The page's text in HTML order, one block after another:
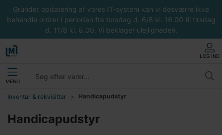
Grundet opdatering af vores IT-system kan vi desværre ikke
behandle ordrer i perioden fra torsdag d. 6/8 kl. 16.00 til tirsdag
d. 11/8 kl. 8.00. Vi beklager ulejligheden.
LOG IND
MENU
Inventar & rekvisitter Handicapudstyr
Handicapudstyr